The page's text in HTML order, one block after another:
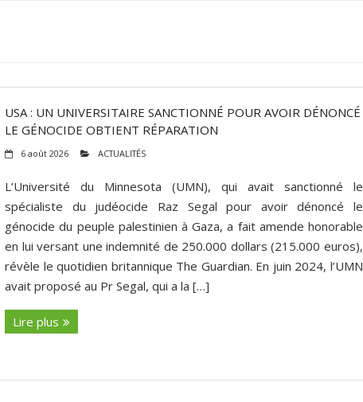
USA : UN UNIVERSITAIRE SANCTIONNÉ POUR AVOIR DÉNONCÉ
LE GÉNOCIDE OBTIENT RÉPARATION
6 août 2026 ACTUALITÉS
L’Université du Minnesota (UMN), qui avait sanctionné le
spécialiste du judéocide Raz Segal pour avoir dénoncé le
génocide du peuple palestinien à Gaza, a fait amende honorable
en lui versant une indemnité de 250.000 dollars (215.000 euros),
révèle le quotidien britannique The Guardian. En juin 2024, l’UMN
avait proposé au Pr Segal, qui a la […]
Lire plus